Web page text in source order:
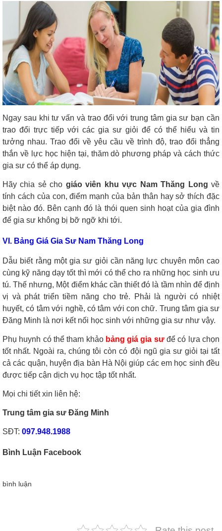
Ngay sau khi tư vấn và trao đổi với trung tâm gia sư bạn cần
trao đổi trực tiếp với các gia sư giỏi để có thể hiểu và tin
tưởng nhau. Trao đổi về yêu cầu về trình độ, trao đổi thẳng
thắn về lực học hiện tại, thăm dò phương pháp và cách thức
gia sư có thể áp dụng.
Hãy chia sẻ cho giáo viên khu vực Nam Thăng Long về
tính cách của con, điểm mạnh của bản thân hay sở thích đặc
biệt nào đó. Bên cạnh đó là thói quen sinh hoạt của gia đình
để gia sư không bị bỡ ngỡ khi tới.
VI. Bảng Giá Gia Sư Nam Thăng Long
Dẫu biết rằng một gia sư giỏi cần năng lực chuyên môn cao
cùng kỹ năng dạy tốt thì mới có thể cho ra những học sinh ưu
tú. Thế nhưng, Một điểm khác cần thiết đó là tầm nhìn để định
vị và phát triển tiềm năng cho trẻ. Phải là người có nhiệt
huyết, có tâm với nghề, có tâm với con chữ. Trung tâm gia sư
Đăng Minh là nơi kết nối học sinh với những gia sư như vậy.
Phụ huynh có thể tham khảo bảng giá gia sưđể có lựa chọn
tốt nhất. Ngoài ra, chúng tôi còn có đội ngũ gia sư giỏi tại tất
cả các quận, huyện địa bàn Hà Nội giúp các em học sinh đều
được tiếp cận dịch vụ học tập tốt nhất.
Mọi chi tiết xin liên hệ:
Trung tâm gia sư Đăng Minh
SĐT: 097.948.1988
Bình Luận Facebook
bình luận